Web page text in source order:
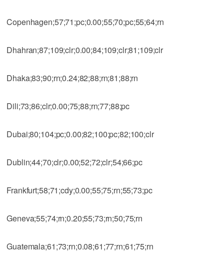
Copenhagen;57;71;pc;0.00;55;70;pc;55;64;rn
Dhahran;87;109;clr;0.00;84;109;clr;81;109;clr
Dhaka;83;90;rn;0.24;82;88;rn;81;88;rn
Dili;73;86;clr;0.00;75;88;rn;77;88;pc
Dubai;80;104;pc;0.00;82;100;pc;82;100;clr
Dublin;44;70;clr;0.00;52;72;clr;54;66;pc
Frankfurt;58;71;cdy;0.00;55;75;rn;55;73;pc
Geneva;55;74;rn;0.20;55;73;rn;50;75;rn
Guatemala;61;73;rn;0.08;61;77;rn;61;75;rn